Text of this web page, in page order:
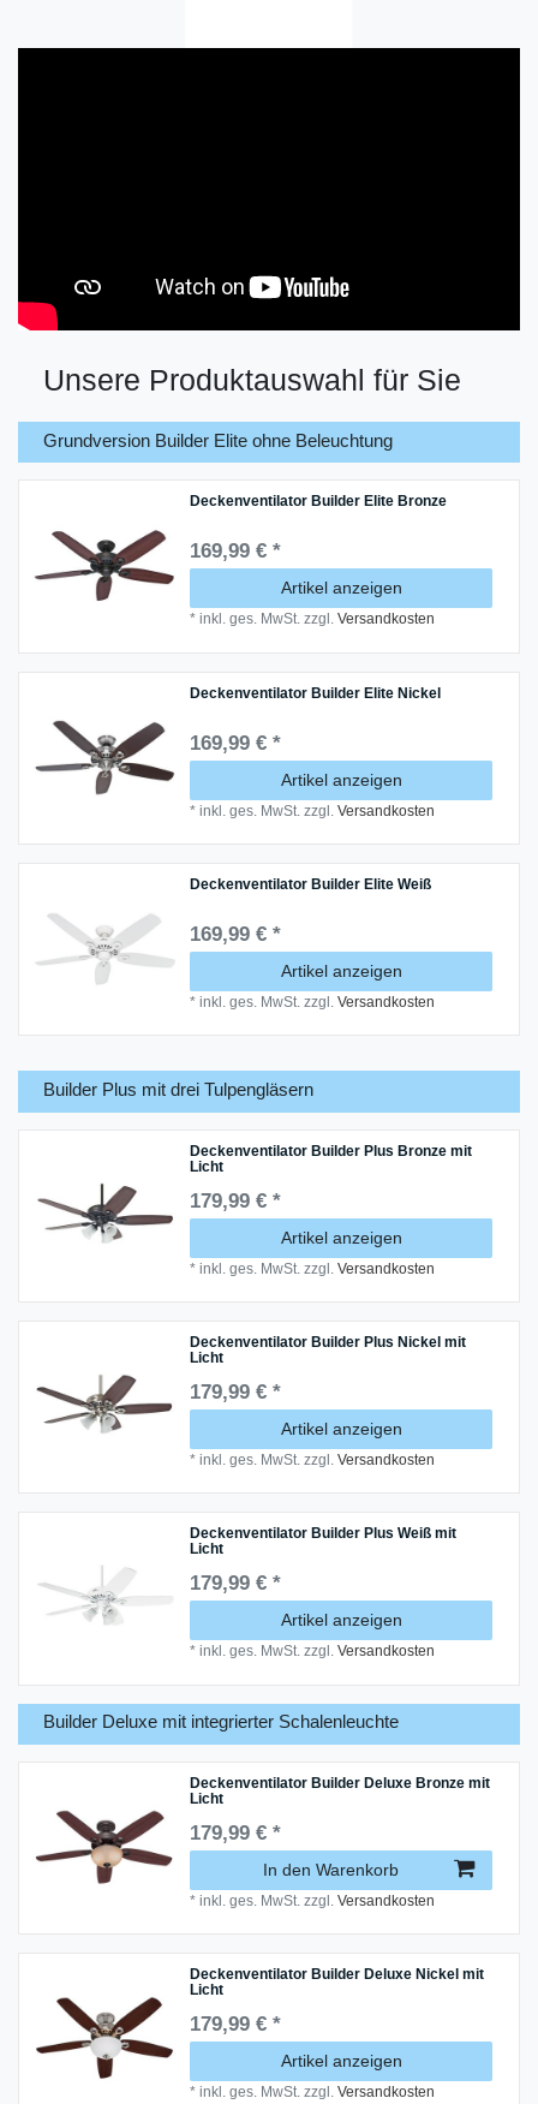
Unsere Produktauswahl für Sie
Grundversion Builder Elite ohne Beleuchtung
Deckenventilator Builder Elite Bronze
169,99 € *
Artikel anzeigen
*inkl. ges. MwSt. zzgl.Versandkosten
Deckenventilator Builder Elite Nickel
169,99 € *
Artikel anzeigen
*inkl. ges. MwSt. zzgl.Versandkosten
Deckenventilator Builder Elite Weiß
169,99 € *
Artikel anzeigen
*inkl. ges. MwSt. zzgl.Versandkosten
Builder Plus mit drei Tulpengläsern
Deckenventilator Builder Plus Bronze mit
Licht
179,99 € *
Artikel anzeigen
*inkl. ges. MwSt. zzgl.Versandkosten
Deckenventilator Builder Plus Nickel mit
Licht
179,99 € *
Artikel anzeigen
*inkl. ges. MwSt. zzgl.Versandkosten
Deckenventilator Builder Plus Weiß mit
Licht
179,99 € *
Artikel anzeigen
*inkl. ges. MwSt. zzgl.Versandkosten
Builder Deluxe mit integrierter Schalenleuchte
Deckenventilator Builder Deluxe Bronze mit
Licht
179,99 € *
In den Warenkorb
*inkl. ges. MwSt. zzgl.Versandkosten
Deckenventilator Builder Deluxe Nickel mit
Licht
179,99 € *
Artikel anzeigen
*inkl. ges. MwSt. zzgl.Versandkosten